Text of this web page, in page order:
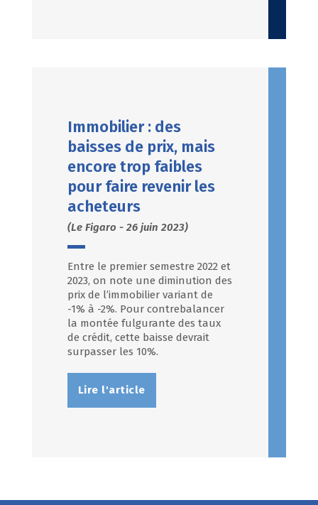
Immobilier : des
baisses de prix, mais
encore trop faibles
pour faire revenir les
acheteurs
(Le Figaro - 26 juin 2023)
Entre le premier semestre 2022 et
2023, on note une diminution des
prix de l’immobilier variant de
-1% à -2%. Pour contrebalancer
la montée fulgurante des taux
de crédit, cette baisse devrait
surpasser les 10%.
Lire l'article